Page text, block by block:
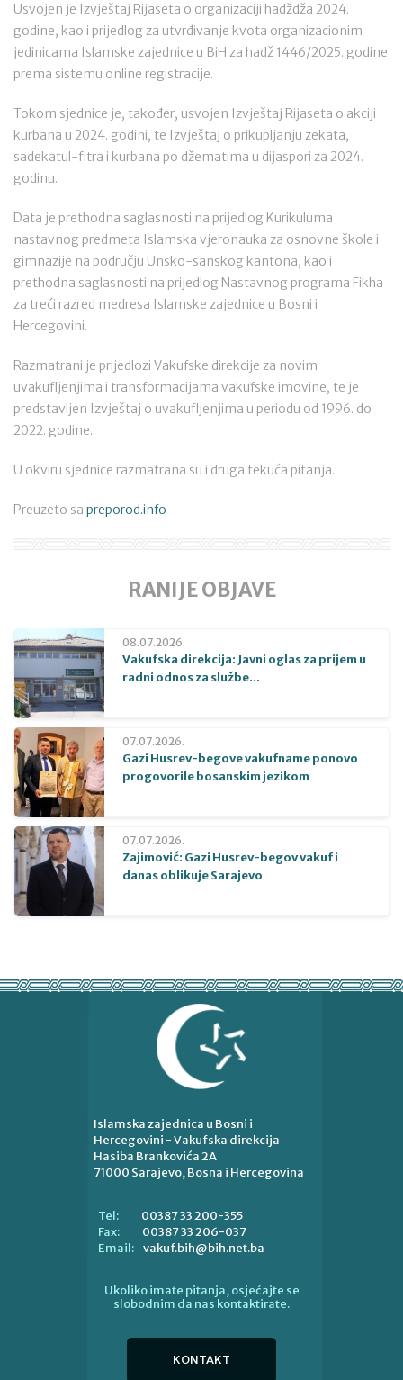
Usvojen je Izvještaj Rijaseta o organizaciji hadždža 2024.
godine, kao i prijedlog za utvrđivanje kvota organizacionim
jedinicama Islamske zajednice u BiH za hadž 1446/2025. godine
prema sistemu online registracije.
Tokom sjednice je, također, usvojen Izvještaj Rijaseta o akciji
kurbana u 2024. godini, te Izvještaj o prikupljanju zekata,
sadekatul-fitra i kurbana po džematima u dijaspori za 2024.
godinu.
Data je prethodna saglasnosti na prijedlog Kurikuluma
nastavnog predmeta Islamska vjeronauka za osnovne škole i
gimnazije na području Unsko-sanskog kantona, kao i
prethodna saglasnosti na prijedlog Nastavnog programa Fikha
za treći razred medresa Islamske zajednice u Bosni i
Hercegovini.
Razmatrani je prijedlozi Vakufske direkcije za novim
uvakufljenjima i transformacijama vakufske imovine, te je
predstavljen Izvještaj o uvakufljenjima u periodu od 1996. do
2022. godine.
U okviru sjednice razmatrana su i druga tekuća pitanja.
Preuzeto sa preporod.info
RANIJE OBJAVE
08.07.2026.
Vakufska direkcija: Javni oglas za prijem u
radni odnos za službe...
07.07.2026.
Gazi Husrev-begove vakufname ponovo
progovorile bosanskim jezikom
07.07.2026.
Zajimović: Gazi Husrev-begov vakuf i
danas oblikuje Sarajevo
Islamska zajednica u Bosni i
Hercegovini - Vakufska direkcija
Hasiba Brankovića 2A
71000 Sarajevo, Bosna i Hercegovina
Tel:
00387 33 200-355
Fax:
00387 33 206-037
Email: vakuf.bih@bih.net.ba
Ukoliko imate pitanja, osjećajte se
slobodnim da nas kontaktirate.
KONTAKT